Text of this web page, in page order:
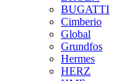
BUGATTI
Cimberio
Global
Grundfos
Hermes
HERZ